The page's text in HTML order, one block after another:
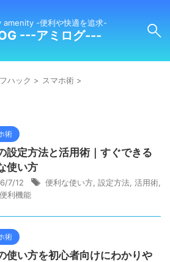
amenity -便利や快適を追求-
---アミログ---
ハック > スマホ術 >
術
設定方法と活用術｜すぐできる
使い方
7/12 便利な使い方 設定方法 活用術
利機能
術
使い方を初心者向けにわかりや